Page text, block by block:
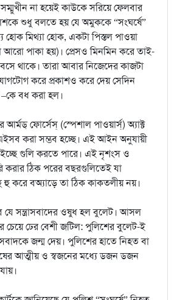
না হয়েই কাউকে সরিয়ে ফেলবার
শুধু বলতে হয় যে অমুককে “সংঘর্ষে”
হোক মিথ্যা হোক, একটা পিস্তল পাওয়া
আরো পাকা হয়)। প্রেসও মিনমিন করে তাই-
থাকে। তারা আবার নিজেদের কাজটা
করে প্রকাশও করে দেয় সেদিন
–কে বধ করা হল।
আর্মড্‌ ফোর্সেস্‌ (স্পেশাল পাওয়ার্স্‌) অ্যাক্ট
করা সম্ভব হচ্ছে। এই আইন অনুযায়ী
ইচ্ছে গুলি করতে পারে। এই নৃশংস ও
ঠিক পরের বছরগুলিতেই যা
হু হু করে বঅ্যাড়ে তা ঠিক কাকতলীয় নয়।
যে সন্ত্রাসবাদের ওষুধ হল বুলেট। আসল
চেয়ে ঢের বেশী জটিল: পুলিশের বুলেট-ই
জন্ম দেয়। পুলিশের হাতে নিহত বা
আত্মীয় ও স্বজনের মধ্যে ডজন ডজন